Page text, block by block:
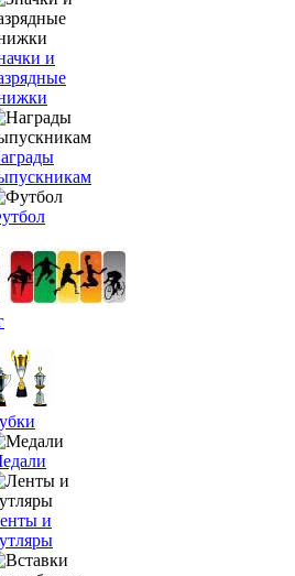
и
и